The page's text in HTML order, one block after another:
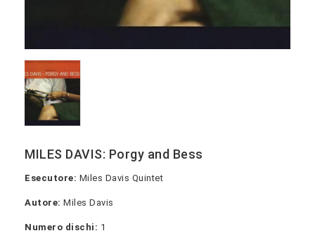
MILES DAVIS: Porgy and Bess
Esecutore: Miles Davis Quintet
Autore: Miles Davis
Numero dischi: 1